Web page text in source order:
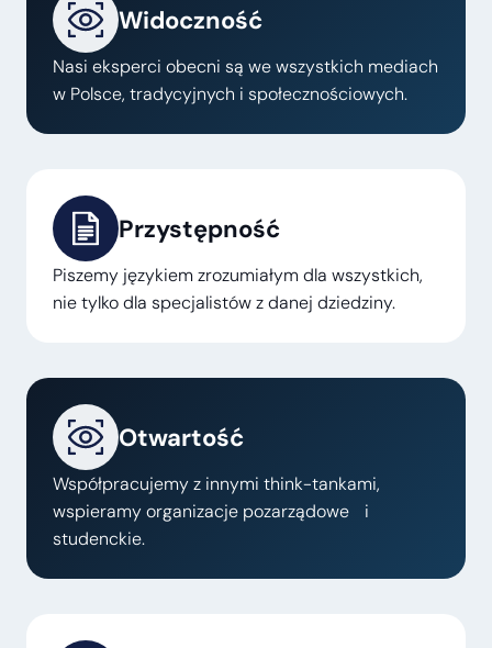
Widoczność
Nasi eksperci obecni są we wszystkich mediach
w Polsce, tradycyjnych i społecznościowych.
Przystępność
Piszemy językiem zrozumiałym dla wszystkich,
nie tylko dla specjalistów z danej dziedziny.
Otwartość
Współpracujemy z innymi think-tankami,
wspieramy organizacje pozarządowe i
studenckie.